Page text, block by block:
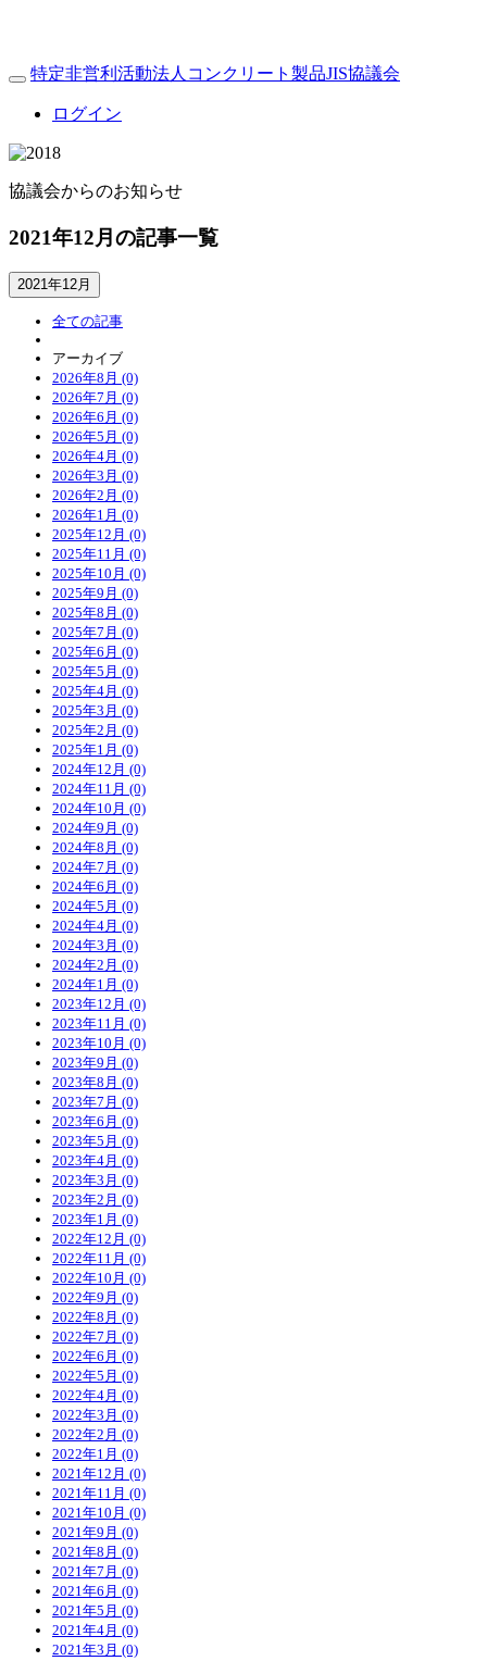
Toggle
navigation
特定非営利活動法人コンクリート製品JIS協議会
ログイン
協議会からのお知らせ
2021年12月の記事一覧
2021年12月
全ての記事
アーカイブ
2026年8月 (0)
2026年7月 (0)
2026年6月 (0)
2026年5月 (0)
2026年4月 (0)
2026年3月 (0)
2026年2月 (0)
2026年1月 (0)
2025年12月 (0)
2025年11月 (0)
2025年10月 (0)
2025年9月 (0)
2025年8月 (0)
2025年7月 (0)
2025年6月 (0)
2025年5月 (0)
2025年4月 (0)
2025年3月 (0)
2025年2月 (0)
2025年1月 (0)
2024年12月 (0)
2024年11月 (0)
2024年10月 (0)
2024年9月 (0)
2024年8月 (0)
2024年7月 (0)
2024年6月 (0)
2024年5月 (0)
2024年4月 (0)
2024年3月 (0)
2024年2月 (0)
2024年1月 (0)
2023年12月 (0)
2023年11月 (0)
2023年10月 (0)
2023年9月 (0)
2023年8月 (0)
2023年7月 (0)
2023年6月 (0)
2023年5月 (0)
2023年4月 (0)
2023年3月 (0)
2023年2月 (0)
2023年1月 (0)
2022年12月 (0)
2022年11月 (0)
2022年10月 (0)
2022年9月 (0)
2022年8月 (0)
2022年7月 (0)
2022年6月 (0)
2022年5月 (0)
2022年4月 (0)
2022年3月 (0)
2022年2月 (0)
2022年1月 (0)
2021年12月 (0)
2021年11月 (0)
2021年10月 (0)
2021年9月 (0)
2021年8月 (0)
2021年7月 (0)
2021年6月 (0)
2021年5月 (0)
2021年4月 (0)
2021年3月 (0)